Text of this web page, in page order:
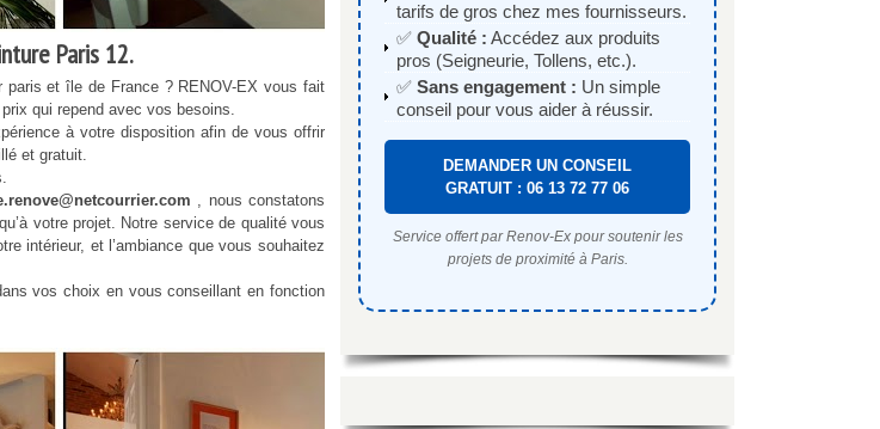
Paris 12.
et île de France ? RENOV-EX vous fait
qui repend avec vos besoins.
à votre disposition afin de vous offrir
et gratuit.
, nous constatons
votre projet. Notre service de qualité vous
intérieur, et l’ambiance que vous souhaitez
vos choix en vous conseillant en fonction
tarifs de gros chez mes fournisseurs.
✅ Qualité : Accédez aux produits
pros (Seigneurie, Tollens, etc.).
✅ Sans engagement : Un simple
conseil pour vous aider à réussir.
DEMANDER UN CONSEIL
GRATUIT : 06 13 72 77 06
Service offert par Renov-Ex pour soutenir les
projets de proximité à Paris.